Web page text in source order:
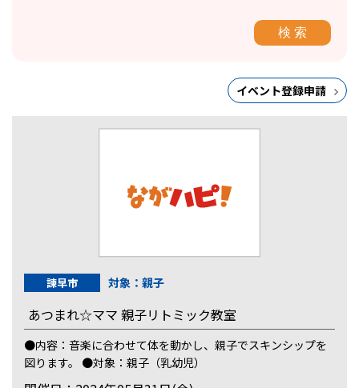
イベント登録申請
諫早市 対象：親子
あつまれ☆ママ 親子リトミック教室
●内容：音楽に合わせて体を動かし、親子でスキンシップを
図ります。 ●対象：親子（乳幼児）